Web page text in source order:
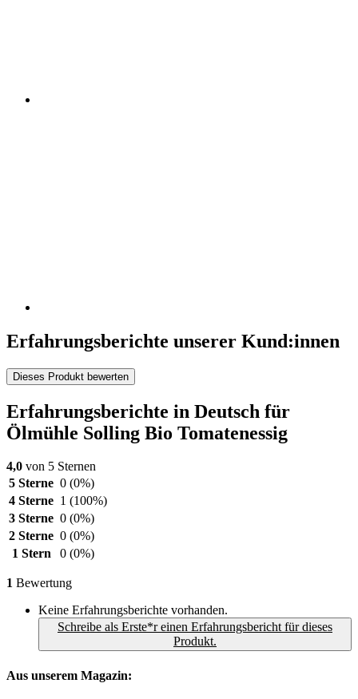
Erfahrungsberichte unserer Kund:innen
Dieses Produkt bewerten
Erfahrungsberichte in Deutsch für
Ölmühle Solling Bio Tomatenessig
4,0 von 5 Sternen
5 Sterne 0 (0%)
4 Sterne 1 (100%)
3 Sterne 0 (0%)
2 Sterne 0 (0%)
1 Stern
0 (0%)
1 Bewertung
Keine Erfahrungsberichte vorhanden.
Schreibe als Erste*r einen Erfahrungsbericht für dieses
Produkt.
Aus unserem Magazin: